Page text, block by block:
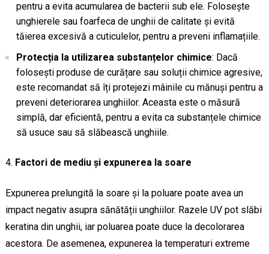
pentru a evita acumularea de bacterii sub ele. Folosește
unghierele sau foarfeca de unghii de calitate și evită
tăierea excesivă a cuticulelor, pentru a preveni inflamațiile.
Protecția la utilizarea substanțelor chimice: Dacă
folosești produse de curățare sau soluții chimice agresive,
este recomandat să îți protejezi mâinile cu mănuși pentru a
preveni deteriorarea unghiilor. Aceasta este o măsură
simplă, dar eficientă, pentru a evita ca substanțele chimice
să usuce sau să slăbească unghiile.
Factori de mediu și expunerea la soare
Expunerea prelungită la soare și la poluare poate avea un
impact negativ asupra sănătății unghiilor. Razele UV pot slăbi
keratina din unghii, iar poluarea poate duce la decolorarea
acestora. De asemenea, expunerea la temperaturi extreme